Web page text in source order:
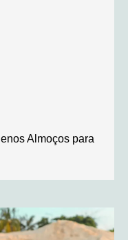
Almoços para